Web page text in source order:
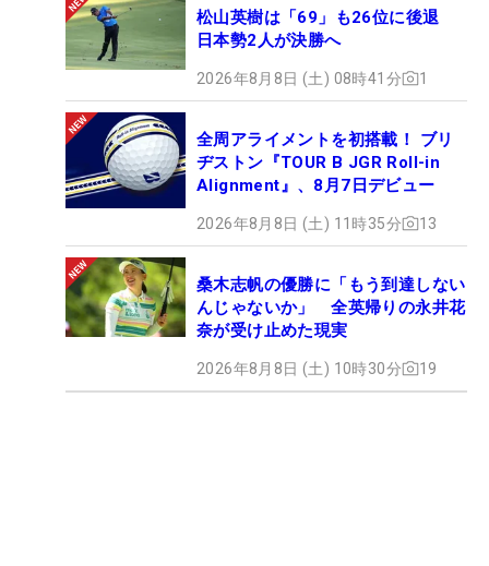
松山英樹は「69」も26位に後退
日本勢2人が決勝へ
2026年8月8日 (土) 08時41分 1
全周アライメントを初搭載！ ブリ
ヂストン『TOUR B JGR Roll-in
Alignment』、8月7日デビュー
2026年8月8日 (土) 11時35分 13
桑木志帆の優勝に「もう到達しない
んじゃないか」 全英帰りの永井花
奈が受け止めた現実
2026年8月8日 (土) 10時30分 19